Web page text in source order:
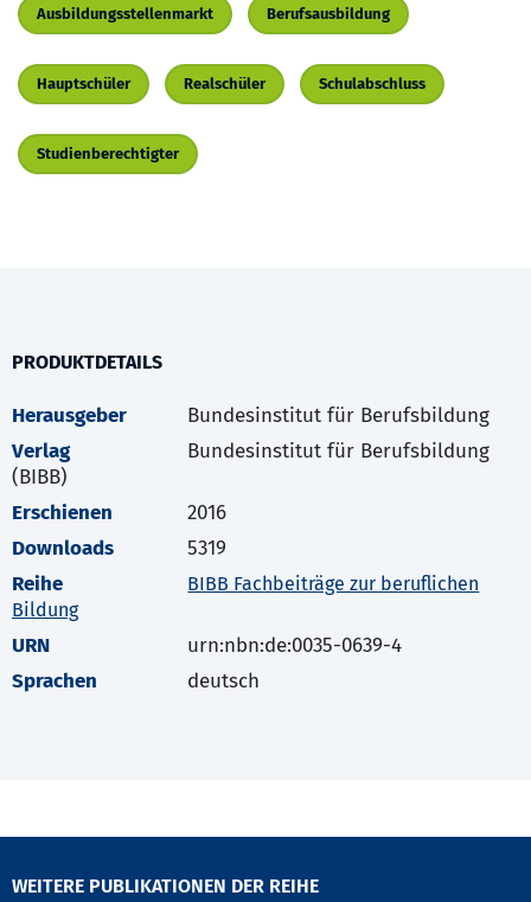
Ausbildungsstellenmarkt Berufsausbildung
Hauptschüler Realschüler Schulabschluss
Studienberechtigter
PRODUKTDETAILS
Herausgeber
Bundesinstitut für Berufsbildung
Verlag
Bundesinstitut für Berufsbildung
(BIBB)
Erschienen
2016
Downloads
5319
Reihe
BIBB Fachbeiträge zur beruflichen
Bildung
URN
urn:nbn:de:0035-0639-4
Sprachen
deutsch
WEITERE PUBLIKATIONEN DER REIHE